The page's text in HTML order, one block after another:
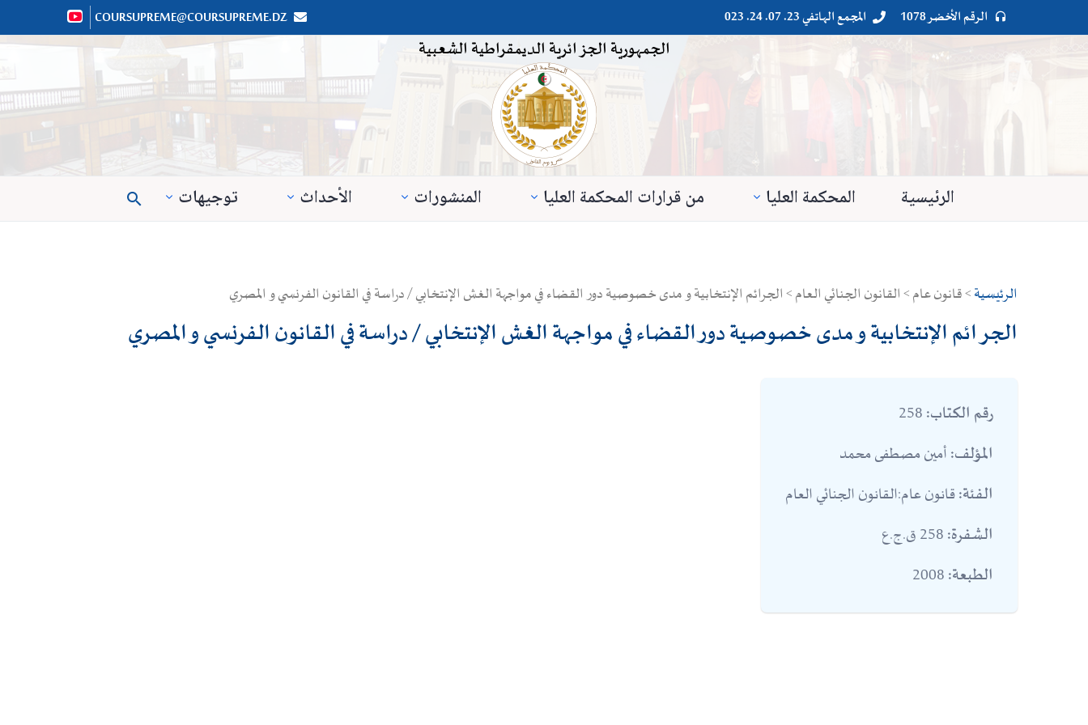

 الرقم الأخضر 1078 
 المجمع الهاتفي 23. 07. 24. 023 

COURSUPREME@COURSUPREME.DZ
الجمهورية الجزائرية الديمقراطية الشعبية
الرئيسية المحكمة العليا من قرارات المحكمة العليا المنشورات الأحداث توجيهات 
الرئيسية> قانون عام > القانون الجنائي العام > الجرائم الإنتخابية و مدى خصوصية دور القضاء في مواجهة الغش الإنتخابي / دراسة في القانون الفرنسي و المصري
الجرائم الإنتخابية و مدى خصوصية دور القضاء في مواجهة الغش الإنتخابي / دراسة في القانون الفرنسي و المصري
رقم الكتاب:
المؤلف:أمين مصطفى محمد
الفئة:قانون عام:القانون الجنائي العام
الشفرة:
الطبعة: